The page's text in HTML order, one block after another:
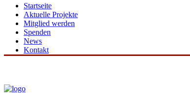
Startseite
Aktuelle Projekte
Mitglied werden
Spenden
News
Kontakt